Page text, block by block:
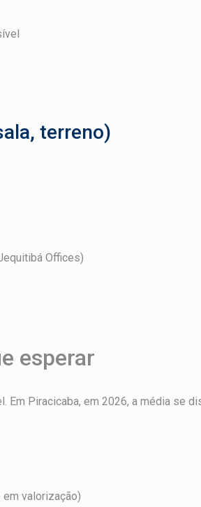
terreno)
Offices)
esperar
Em Piracicaba, em 2026, a média se
em valorização)